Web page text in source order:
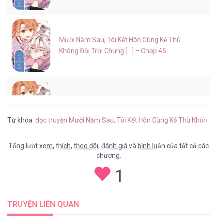
Mười Năm Sau, Tôi Kết Hôn Cùng Kẻ Thù
Không Đội Trời Chung [...] – Chap 45
Không Đội Trời Chung [...] – Chap 43
Từ khóa: đọc truyện Mười Năm Sau, Tôi Kết Hôn Cùng Kẻ Thù Không
Tổng lượtxem, thích, theo dõi, đánh giá và bình luận của tất cả các
chương.
1
TRUYỆN LIÊN QUAN